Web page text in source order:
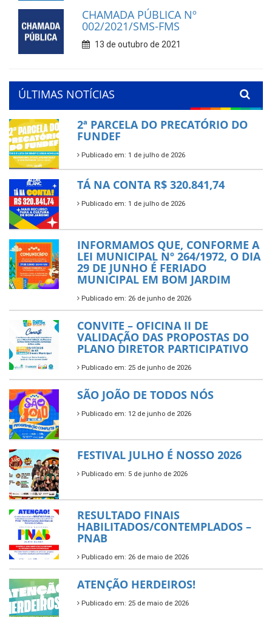
CHAMADA PÚBLICA Nº
002/2021/SMS-FMS
13 de outubro de 2021
ÚLTIMAS NOTÍCIAS
2ª PARCELA DO PRECATÓRIO DO
FUNDEF
Publicado em: 1 de julho de 2026
TÁ NA CONTA R$ 320.841,74
Publicado em: 1 de julho de 2026
INFORMAMOS QUE, CONFORME A
LEI MUNICIPAL Nº 264/1972, O DIA
29 DE JUNHO É FERIADO
MUNICIPAL EM BOM JARDIM
Publicado em: 26 de junho de 2026
CONVITE – OFICINA II DE
VALIDAÇÃO DAS PROPOSTAS DO
PLANO DIRETOR PARTICIPATIVO
Publicado em: 25 de junho de 2026
SÃO JOÃO DE TODOS NÓS
Publicado em: 12 de junho de 2026
FESTIVAL JULHO É NOSSO 2026
Publicado em: 5 de junho de 2026
RESULTADO FINAIS
HABILITADOS/CONTEMPLADOS –
PNAB
Publicado em: 26 de maio de 2026
ATENÇÃO HERDEIROS!
Publicado em: 25 de maio de 2026